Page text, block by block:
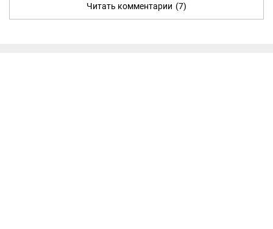
Читать комментарии (7)